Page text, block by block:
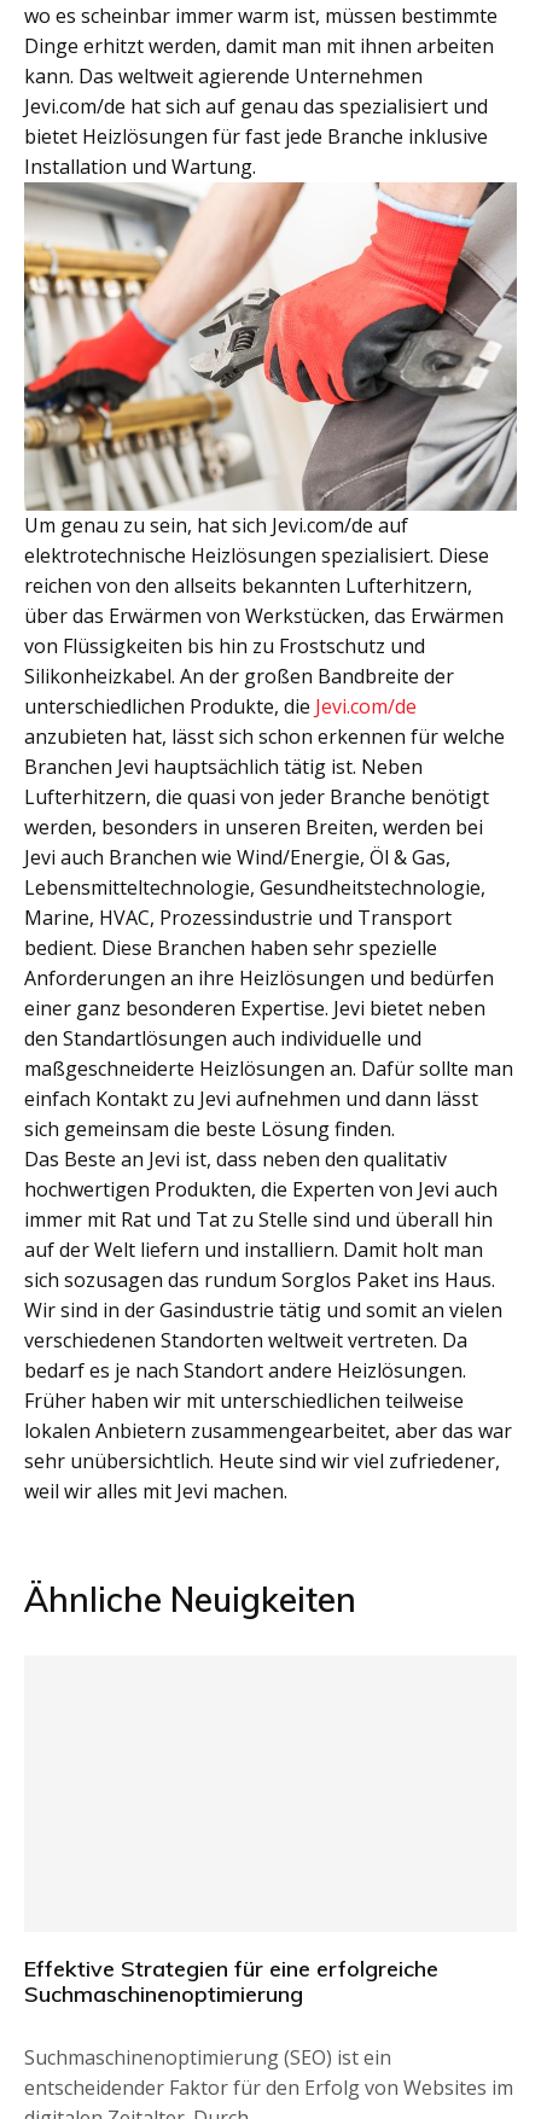
wo es scheinbar immer warm ist, müssen bestimmte
Dinge erhitzt werden, damit man mit ihnen arbeiten
kann. Das weltweit agierende Unternehmen
Jevi.com/de hat sich auf genau das spezialisiert und
bietet Heizlösungen für fast jede Branche inklusive
Installation und Wartung.
Um genau zu sein, hat sich Jevi.com/de auf
elektrotechnische Heizlösungen spezialisiert. Diese
reichen von den allseits bekannten Lufterhitzern,
über das Erwärmen von Werkstücken, das Erwärmen
von Flüssigkeiten bis hin zu Frostschutz und
Silikonheizkabel. An der großen Bandbreite der
unterschiedlichen Produkte, die Jevi.com/de
anzubieten hat, lässt sich schon erkennen für welche
Branchen Jevi hauptsächlich tätig ist. Neben
Lufterhitzern, die quasi von jeder Branche benötigt
werden, besonders in unseren Breiten, werden bei
Jevi auch Branchen wie Wind/Energie, Öl & Gas,
Lebensmitteltechnologie, Gesundheitstechnologie,
Marine, HVAC, Prozessindustrie und Transport
bedient. Diese Branchen haben sehr spezielle
Anforderungen an ihre Heizlösungen und bedürfen
einer ganz besonderen Expertise. Jevi bietet neben
den Standartlösungen auch individuelle und
maßgeschneiderte Heizlösungen an. Dafür sollte man
einfach Kontakt zu Jevi aufnehmen und dann lässt
sich gemeinsam die beste Lösung finden.
Das Beste an Jevi ist, dass neben den qualitativ
hochwertigen Produkten, die Experten von Jevi auch
immer mit Rat und Tat zu Stelle sind und überall hin
auf der Welt liefern und installiern. Damit holt man
sich sozusagen das rundum Sorglos Paket ins Haus.
Wir sind in der Gasindustrie tätig und somit an vielen
verschiedenen Standorten weltweit vertreten. Da
bedarf es je nach Standort andere Heizlösungen.
Früher haben wir mit unterschiedlichen teilweise
lokalen Anbietern zusammengearbeitet, aber das war
sehr unübersichtlich. Heute sind wir viel zufriedener,
weil wir alles mit Jevi machen.
Ähnliche Neuigkeiten
Effektive Strategien für eine erfolgreiche
Suchmaschinenoptimierung
Suchmaschinenoptimierung (SEO) ist ein
entscheidender Faktor für den Erfolg von Websites im